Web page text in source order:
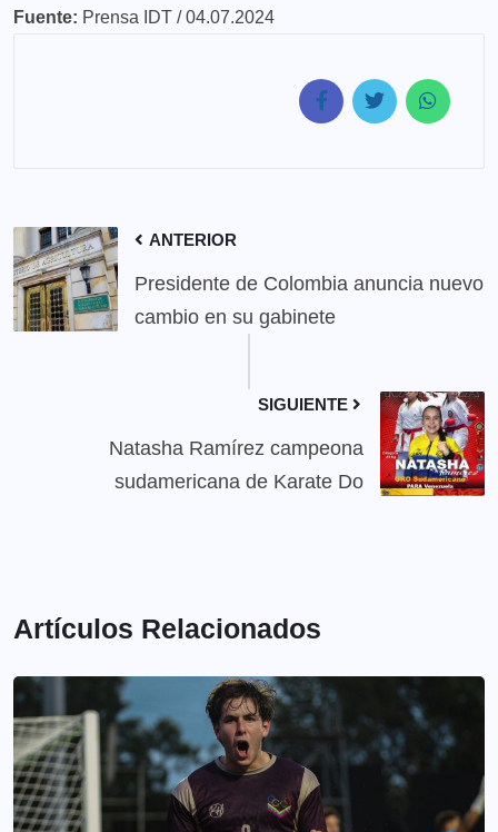
Fuente: Prensa IDT / 04.07.2024
ANTERIOR
Presidente de Colombia anuncia nuevo
cambio en su gabinete
SIGUIENTE
Natasha Ramírez campeona
sudamericana de Karate Do
Artículos Relacionados